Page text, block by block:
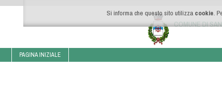
Si informa che questo sito utilizza cookie.
COMUNE DI
PAGINA INIZIALE